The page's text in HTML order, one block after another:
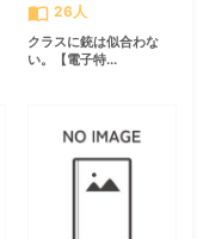
import_contacts 26人
クラスに銃は似合わな
い。【電子特...